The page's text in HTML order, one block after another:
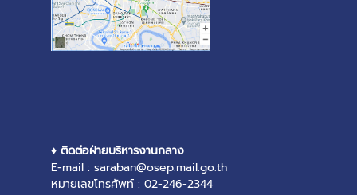
♦ ติดต่อฝ่ายบริหารงานกลาง
E-mail : saraban@osep.mail.go.th
หมายเลขโทรศัพท์ : 02-246-2344